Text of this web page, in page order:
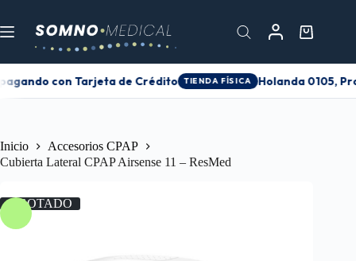
con Tarjeta de Crédito TIENDA FÍSICA Holanda 0105,
Inicio
Accesorios CPAP
Cubierta Lateral CPAP Airsense 11 – ResMed
AGOTADO